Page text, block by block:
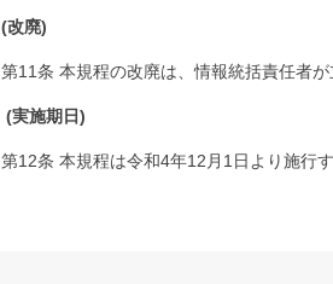
(改廃)
第11条 本規程の改廃は、情報統括責任者
(実施期日)
第12条 本規程は令和4年12月1日より施行す